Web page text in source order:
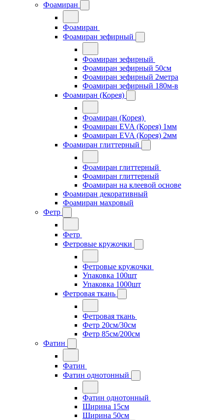
Фоамиран
Фоамиран
Фоамиран зефирный
Фоамиран зефирный
Фоамиран зефирный 50см
Фоамиран зефирный 2метра
Фоамиран зефирный 180м-в
Фоамиран (Корея)
Фоамиран (Корея)
Фоамиран EVA (Корея) 1мм
Фоамиран EVA (Корея) 2мм
Фоамиран глиттерный
Фоамиран глиттерный
Фоамиран глиттерный
Фоамиран на клеевой основе
Фоамиран декоративный
Фоамиран махровый
Фетр
Фетр
Фетровые кружочки
Фетровые кружочки
Упаковка 100шт
Упаковка 1000шт
Фетровая ткань
Фетровая ткань
Фетр 20см/30см
Фетр 85см/200см
Фатин
Фатин
Фатин однотонный
Фатин однотонный
Ширина 15см
Ширина 50см